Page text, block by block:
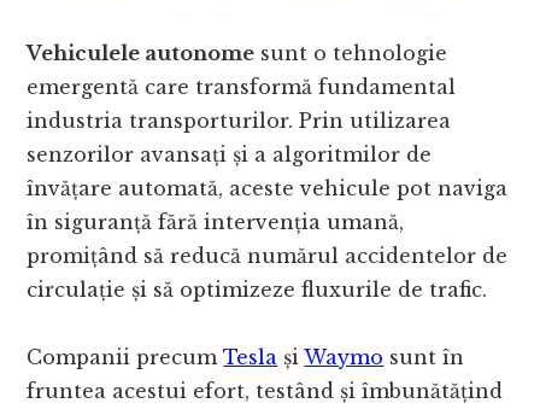
Vehiculele autonome sunt o tehnologie
emergentă care transformă fundamental
industria transporturilor. Prin utilizarea
senzorilor avansați și a algoritmilor de
învățare automată, aceste vehicule pot naviga
în siguranță fără intervenția umană,
promițând să reducă numărul accidentelor de
circulație și să optimizeze fluxurile de trafic.
Companii precumTesla șiWaymo sunt în
fruntea acestui efort, testând și îmbunătățind